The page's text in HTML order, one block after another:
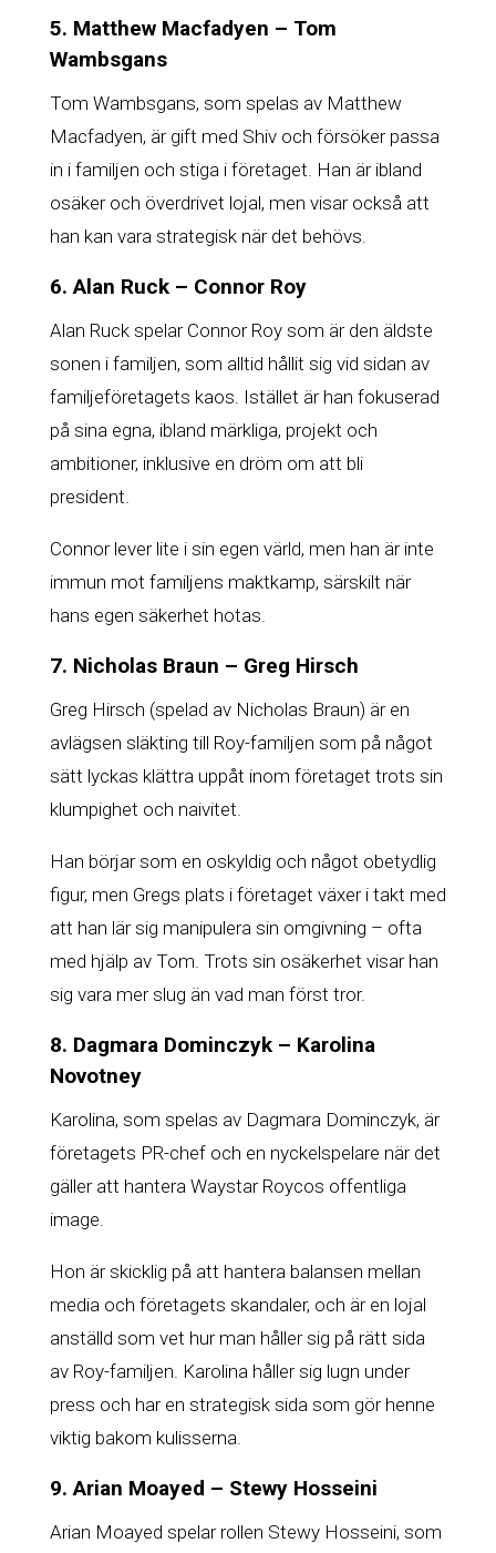
5. Matthew Macfadyen – Tom
Wambsgans
Tom Wambsgans, som spelas av Matthew
Macfadyen, är gift med Shiv och försöker passa
in i familjen och stiga i företaget. Han är ibland
osäker och överdrivet lojal, men visar också att
han kan vara strategisk när det behövs.
6. Alan Ruck – Connor Roy
Alan Ruck spelar Connor Roy som är den äldste
sonen i familjen, som alltid hållit sig vid sidan av
familjeföretagets kaos. Istället är han fokuserad
på sina egna, ibland märkliga, projekt och
ambitioner, inklusive en dröm om att bli
president.
Connor lever lite i sin egen värld, men han är inte
immun mot familjens maktkamp, särskilt när
hans egen säkerhet hotas.
7. Nicholas Braun – Greg Hirsch
Greg Hirsch (spelad av Nicholas Braun) är en
avlägsen släkting till Roy-familjen som på något
sätt lyckas klättra uppåt inom företaget trots sin
klumpighet och naivitet.
Han börjar som en oskyldig och något obetydlig
figur, men Gregs plats i företaget växer i takt med
att han lär sig manipulera sin omgivning – ofta
med hjälp av Tom. Trots sin osäkerhet visar han
sig vara mer slug än vad man först tror.
8. Dagmara Dominczyk – Karolina
Novotney
Karolina, som spelas av Dagmara Dominczyk, är
företagets PR-chef och en nyckelspelare när det
gäller att hantera Waystar Roycos offentliga
image.
Hon är skicklig på att hantera balansen mellan
media och företagets skandaler, och är en lojal
anställd som vet hur man håller sig på rätt sida
av Roy-familjen. Karolina håller sig lugn under
press och har en strategisk sida som gör henne
viktig bakom kulisserna.
9. Arian Moayed – Stewy Hosseini
Arian Moayed spelar rollen Stewy Hosseini, som